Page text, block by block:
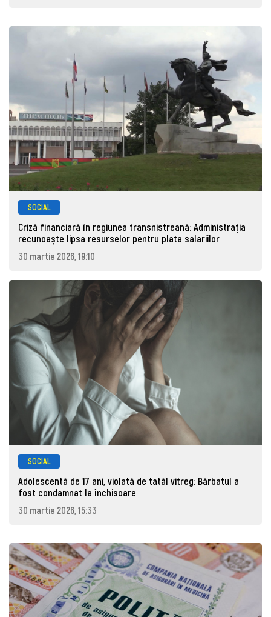
SOCIAL
Criză financiară în regiunea transnistreană: Administrația
recunoaște lipsa resurselor pentru plata salariilor
30 martie 2026, 19:10
SOCIAL
Adolescentă de 17 ani, violată de tatăl vitreg: Bărbatul a
fost condamnat la închisoare
30 martie 2026, 15:33